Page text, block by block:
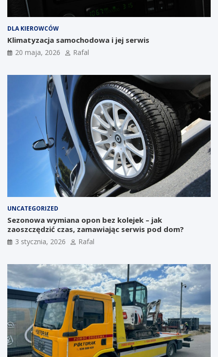
DLA KIEROWCÓW
Klimatyzacja samochodowa i jej serwis
20 maja, 2026 Rafal
UNCATEGORIZED
Sezonowa wymiana opon bez kolejek – jak
zaoszczędzić czas, zamawiając serwis pod dom?
3 stycznia, 2026 Rafal